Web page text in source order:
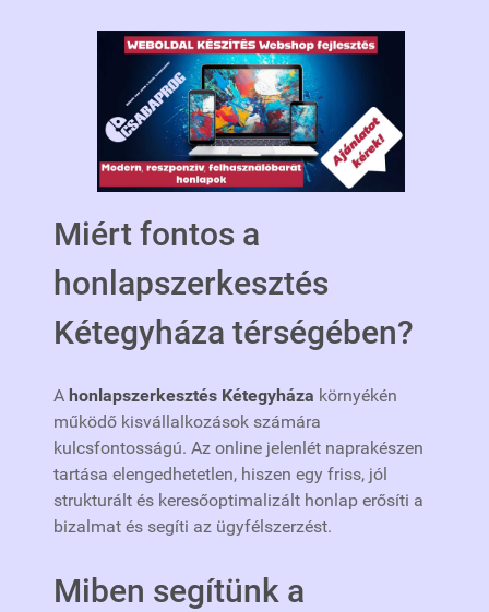
Miért fontos a
honlapszerkesztés
Kétegyháza térségében?
A honlapszerkesztés Kétegyháza környékén
működő kisvállalkozások számára
kulcsfontosságú. Az online jelenlét naprakészen
tartása elengedhetetlen, hiszen egy friss, jól
strukturált és keresőoptimalizált honlap erősíti a
bizalmat és segíti az ügyfélszerzést.
Miben segítünk a